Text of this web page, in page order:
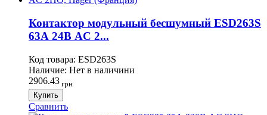
Контактор модульный бесшумный ESD263S
63А 24В AC 2...
Код товара: ESD263S
Наличие: Нет в наличини
2906.43 грн
Купить
Сравнить